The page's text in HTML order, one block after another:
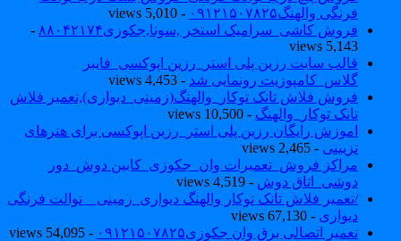
فرنگی والهنگ۰۹۱۲۱۵۰۷۸۲۵
- 5,010 views
فروش کاشی_سرامیک استخر ,سونا,جکوزی۸۸۰۴۲۱۷۴
-
5,143 views
قالب سایت رزین پلی استر_رزین اپوکسی_فایبر
گلاس_کامپوزیت رونمایی شد- 4,453 views
فروش فلاش تانک توکار_والهنگ(زمینی_دیواری),تعمیر فلاش
تانک توکار_والهنگ- 10,500 views
اموزش رایگان رزین پلی استر_رزین اپوکسی برای هنرهای
تزیینی- 2,465 views
مراکز فروش_تعمیرات وان_جکوزی_کابین دوش_دور
دوشی_اتاق دوش- 4,519 views
/تعمیر فلاش تانک توکار والهنگ دیواری_زمینی _ توالت فرنگی
دیواری - 67,130 views
تعمیر اتصالی برق وان جکوزی۰۹۱۲۱۵۰۷۸۲۵
- 54,095 views